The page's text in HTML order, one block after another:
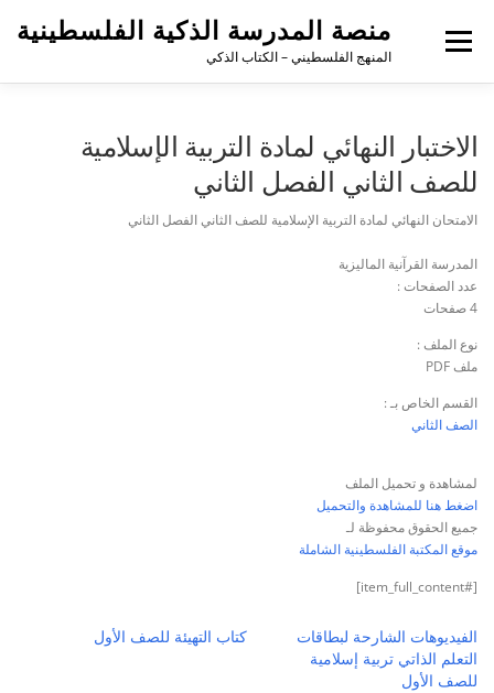
منصة المدرسة الذكية الفلسطينية
المنهج الفلسطيني – الكتاب الذكي
القائمة
الاختبار النهائي لمادة التربية الإسلامية
للصف الثاني الفصل الثاني
الامتحان النهائي لمادة التربية الإسلامية للصف الثاني الفصل الثاني
المدرسة القرآنية الماليزية
عدد الصفحات :
4 صفحات
نوع الملف :
ملف PDF
القسم الخاص بـ :
الصف الثاني
لمشاهدة و تحميل الملف
اضغط هنا للمشاهدة والتحميل
جميع الحقوق محفوظة لـ
موقع المكتبة الفلسطينية الشاملة
[#item_full_content]
الفيديوهات الشارحة لبطاقات
التعلم الذاتي تربية إسلامية
للصف الأول
كتاب التهيئة للصف الأول